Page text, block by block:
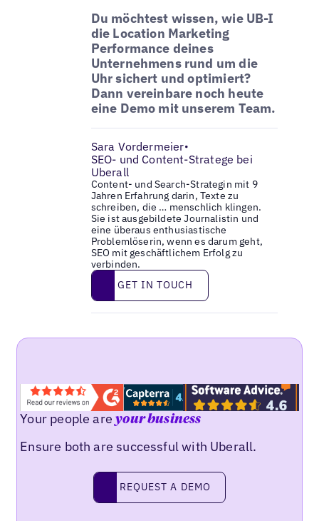
Du möchtest wissen, wie UB-I
die Location Marketing
Performance deines
Unternehmens rund um die
Uhr sichert und optimiert?
Dann vereinbare noch heute
eine Demo mit unserem Team.
Sara Vordermeier•
SEO- und Content-Stratege bei
Uberall
Content- und Search-Strategin mit 9
Jahren Erfahrung darin, Texte zu
schreiben, die … menschlich klingen.
Sie ist ausgebildete Journalistin und
eine überaus enthusiastische
Problemlöserin, wenn es darum geht,
SEO mit geschäftlichem Erfolg zu
verbinden.
Get in touch
GET IN TOUCH
Your people areyour business
Ensure both are successful with Uberall.
Request a demo
REQUEST A DEMO